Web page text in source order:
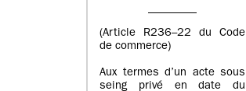
(Article R236–22 du Code
de commerce)
Aux termes d’un acte sous
seing privé en date du